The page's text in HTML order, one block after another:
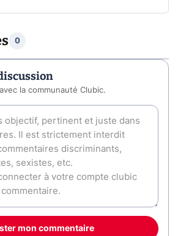
0
la communauté Clubic.
mon commentaire